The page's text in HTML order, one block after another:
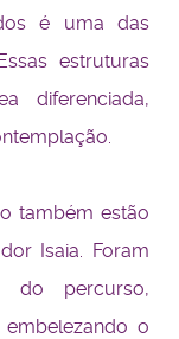
é uma das
estruturas
diferenciada,
também estão
Isaia. Foram
do percurso,
o